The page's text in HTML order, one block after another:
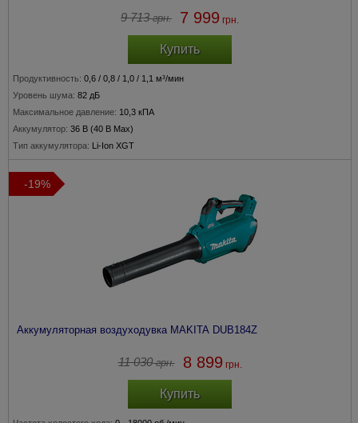
9 713грн. 7 999 грн.
Купить
Продуктивность: 0,6 / 0,8 / 1,0 / 1,1 м³/мин
Уровень шума: 82 дБ
Максимальное давление: 10,3 кПА
Аккумулятор: 36 В (40 В Max)
Тип аккумулятора: Li-Ion XGT
-19%
Аккумуляторная воздуходувка MAKITA DUB184Z
11 030грн. 8 899 грн.
Купить